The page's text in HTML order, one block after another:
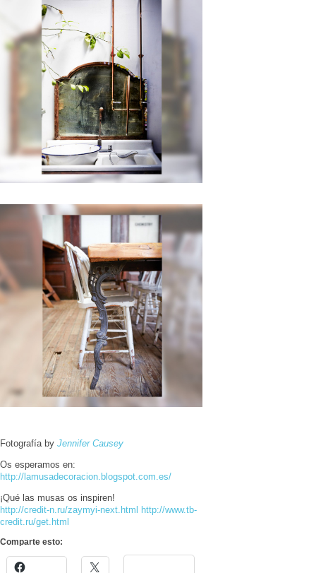
Fotografía by Jennifer Causey
Os esperamos en:
http://lamusadecoracion.blogspot.com.es/
¡Qué las musas os inspiren!
http://credit-n.ru/zaymyi-next.html http://www.tb-
credit.ru/get.html
Comparte esto: